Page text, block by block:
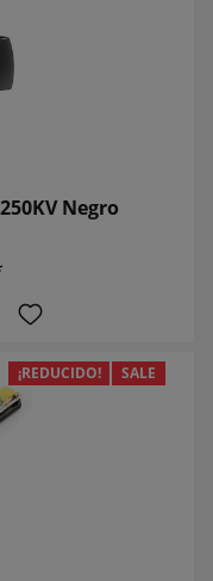
Negro
¡REDUCIDO! SALE